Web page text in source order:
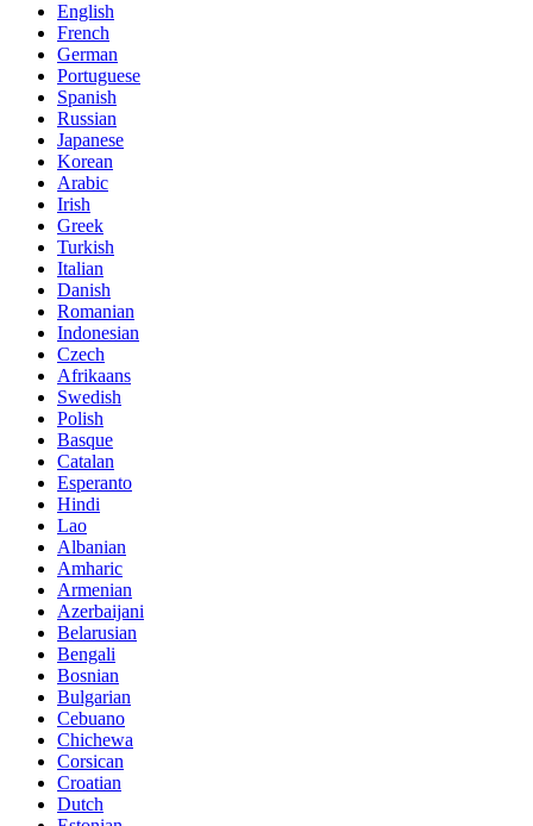
English
French
German
Portuguese
Spanish
Russian
Japanese
Korean
Arabic
Irish
Greek
Turkish
Italian
Danish
Romanian
Indonesian
Czech
Afrikaans
Swedish
Polish
Basque
Catalan
Esperanto
Hindi
Lao
Albanian
Amharic
Armenian
Azerbaijani
Belarusian
Bengali
Bosnian
Bulgarian
Cebuano
Chichewa
Corsican
Croatian
Dutch